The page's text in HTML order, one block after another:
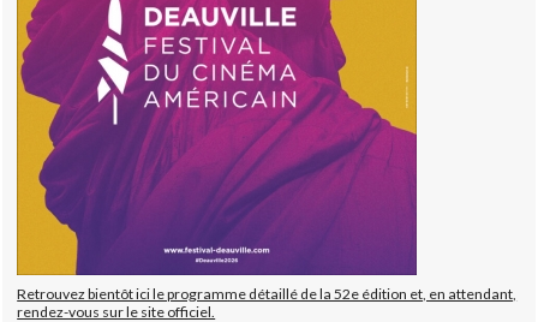
Retrouvez bientôt ici le programme détaillé de la 52e édition et, en attendant,
rendez-vous sur le site officiel.